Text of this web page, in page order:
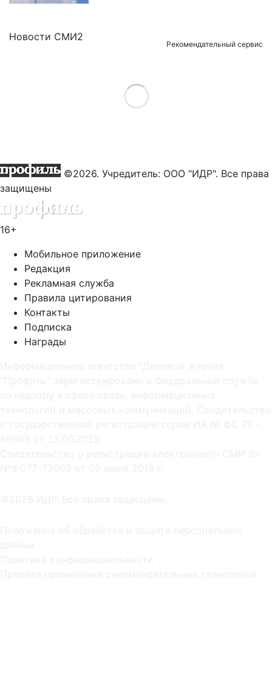
Новости СМИ2
Рекомендательный сервис
Load More
©2026. Учредитель: ООО "ИДР". Все права
защищены
16+
Мобильное приложение
Редакция
Рекламная служба
Правила цитирования
Контакты
Подписка
Награды